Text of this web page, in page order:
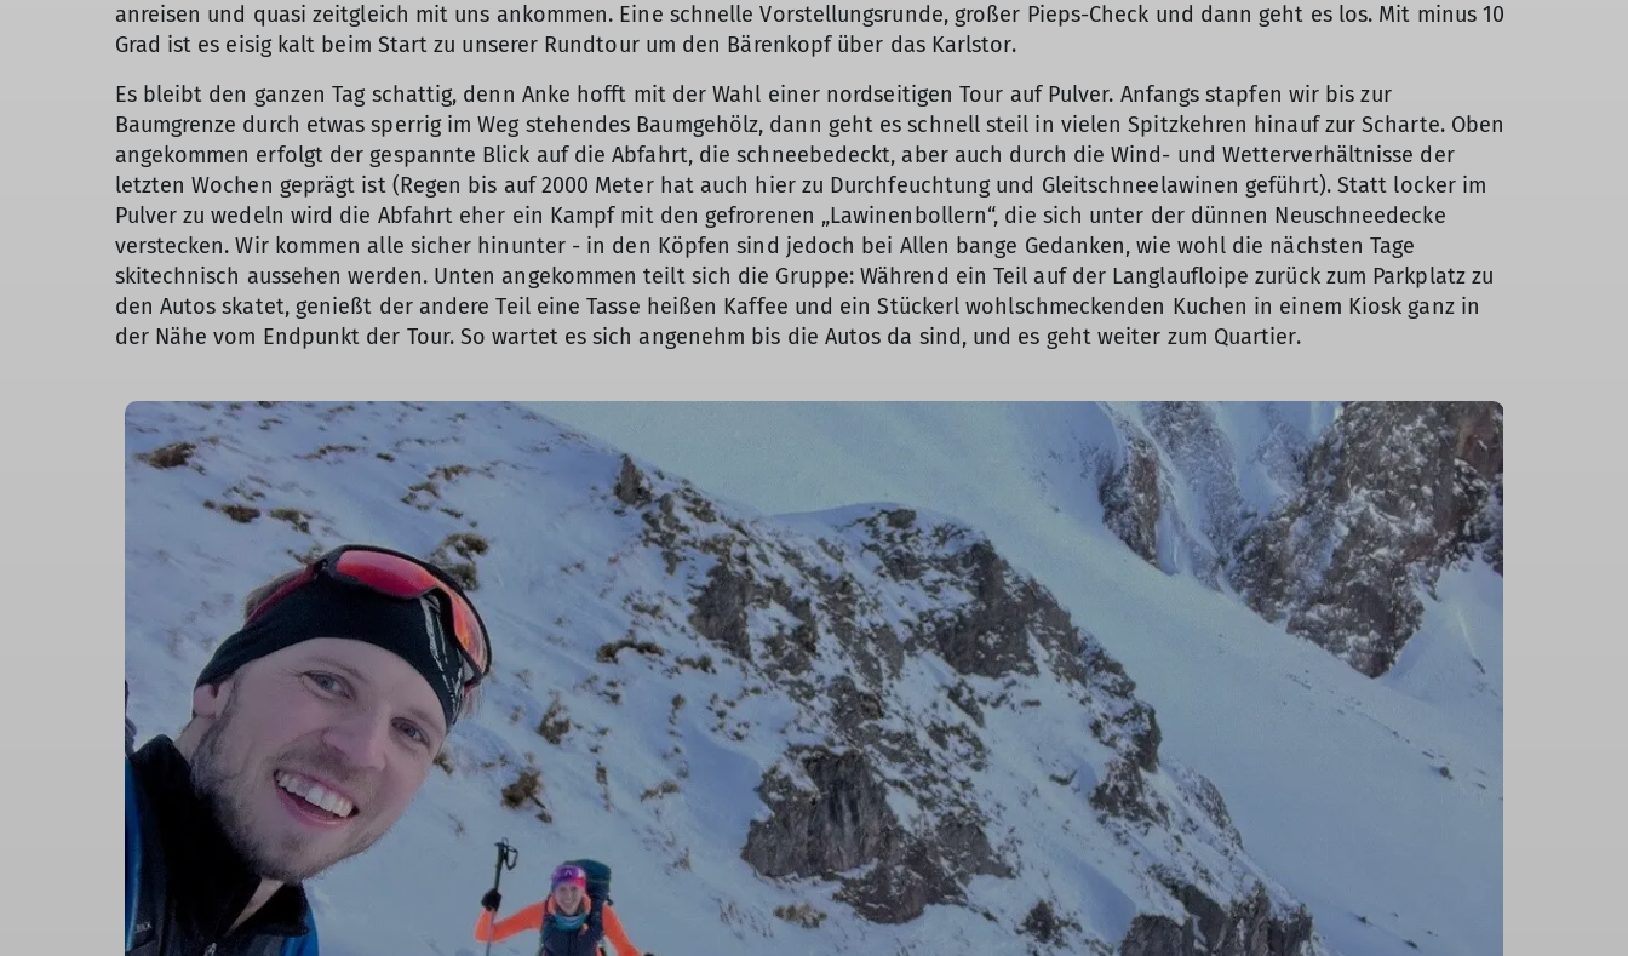
anreisen und quasi zeitgleich mit uns ankommen. Eine schnelle Vorstellungsrunde, großer Pieps-Check und dann geht es los. Mit minus 10
Grad ist es eisig kalt beim Start zu unserer Rundtour um den Bärenkopf über das Karlstor.
Es bleibt den ganzen Tag schattig, denn Anke hofft mit der Wahl einer nordseitigen Tour auf Pulver. Anfangs stapfen wir bis zur
Baumgrenze durch etwas sperrig im Weg stehendes Baumgehölz, dann geht es schnell steil in vielen Spitzkehren hinauf zur Scharte. Oben
angekommen erfolgt der gespannte Blick auf die Abfahrt, die schneebedeckt, aber auch durch die Wind- und Wetterverhältnisse der
letzten Wochen geprägt ist (Regen bis auf 2000 Meter hat auch hier zu Durchfeuchtung und Gleitschneelawinen geführt). Statt locker im
Pulver zu wedeln wird die Abfahrt eher ein Kampf mit den gefrorenen „Lawinenbollern“, die sich unter der dünnen Neuschneedecke
verstecken. Wir kommen alle sicher hinunter - in den Köpfen sind jedoch bei Allen bange Gedanken, wie wohl die nächsten Tage
skitechnisch aussehen werden. Unten angekommen teilt sich die Gruppe: Während ein Teil auf der Langlaufloipe zurück zum Parkplatz zu
den Autos skatet, genießt der andere Teil eine Tasse heißen Kaffee und ein Stückerl wohlschmeckenden Kuchen in einem Kiosk ganz in
der Nähe vom Endpunkt der Tour. So wartet es sich angenehm bis die Autos da sind, und es geht weiter zum Quartier.